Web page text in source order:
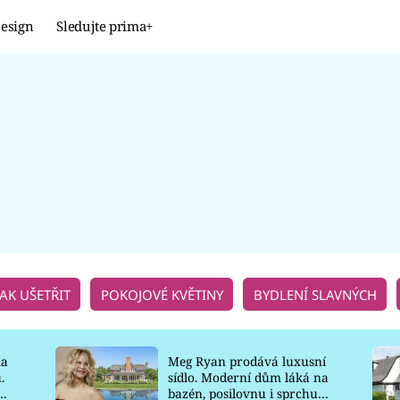
Sledujte prima+
UŠETŘIT POKOJOVÉ KVĚTINY BYDLENÍ SLAVNÝCH
Meg Ryan prodává luxusní
sídlo. Moderní dům láká na
bazén, posilovnu i sprchu